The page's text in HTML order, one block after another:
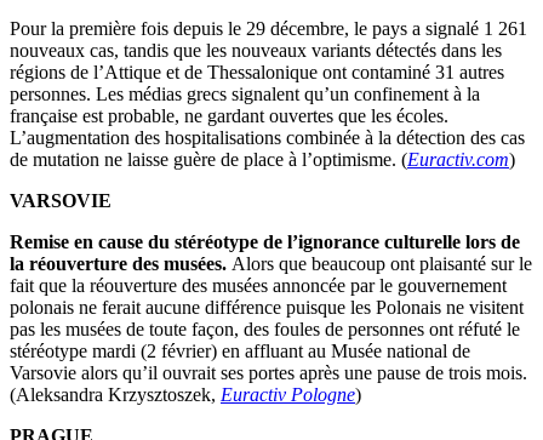
Pour la première fois depuis le 29 décembre, le pays a signalé 1 261
nouveaux cas, tandis que les nouveaux variants détectés dans les
régions de l’Attique et de Thessalonique ont contaminé 31 autres
personnes. Les médias grecs signalent qu’un confinement à la
française est probable, ne gardant ouvertes que les écoles.
L’augmentation des hospitalisations combinée à la détection des cas
de mutation ne laisse guère de place à l’optimisme. (Euractiv.com)
VARSOVIE
Remise en cause du stéréotype de l’ignorance culturelle lors de
la réouverture des musées. Alors que beaucoup ont plaisanté sur le
fait que la réouverture des musées annoncée par le gouvernement
polonais ne ferait aucune différence puisque les Polonais ne visitent
pas les musées de toute façon, des foules de personnes ont réfuté le
stéréotype mardi (2 février) en affluant au Musée national de
Varsovie alors qu’il ouvrait ses portes après une pause de trois mois.
(Aleksandra Krzysztoszek, Euractiv Pologne)